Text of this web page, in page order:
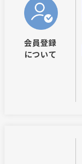
会員登録
について